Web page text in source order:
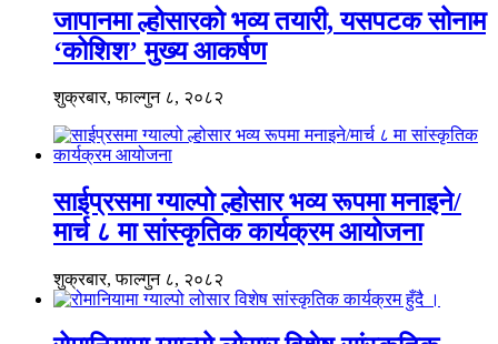
जापानमा ल्होसारको भव्य तयारी, यसपटक सोनाम
‘कोशिश’ मुख्य आकर्षण
शुक्रबार, फाल्गुन ८, २०८२
साईप्रसमा ग्याल्पो ल्होसार भव्य रूपमा मनाइने/
मार्च ८ मा सांस्कृतिक कार्यक्रम आयोजना
शुक्रबार, फाल्गुन ८, २०८२